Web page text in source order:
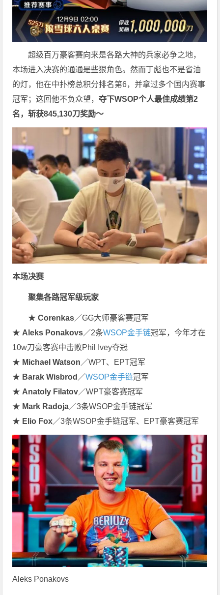
超级百万豪客赛向来是各路大神的兵家必争之地，
本场进入决赛的通通是些狠角色。然而丁彪也不是省油
的灯，他在中扑榜总积分排名第6，并拿过多个国内赛事
冠军；这回他不负众望，夺下WSOP个人最佳成绩第2
名，斩获845,130刀奖励～
本场决赛
聚集各路冠军级玩家
★Corenkas／GG大师豪客赛冠军
★ Aleks Ponakovs／2条WSOP金手链冠军，今年才在
10w刀豪客赛中击败Phil Ivey夺冠
★ Michael Watson ／WPT、EPT冠军
★ Barak Wisbrod ／WSOP金手链冠军
★ Anatoly Filatov／WPT豪客赛冠军
★ Mark Radoja／3条WSOP金手链冠军
★ Elio Fox／3条WSOP金手链冠军、EPT豪客赛冠军
Aleks Ponakovs